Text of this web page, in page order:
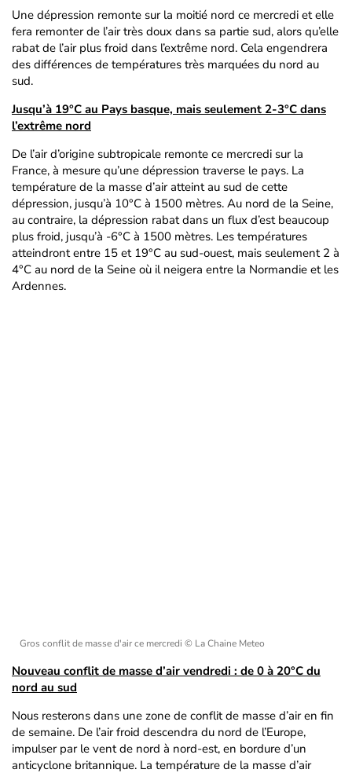
Une dépression remonte sur la moitié nord ce mercredi et elle
fera remonter de l’air très doux dans sa partie sud, alors qu’elle
rabat de l’air plus froid dans l’extrême nord. Cela engendrera
des différences de températures très marquées du nord au
sud.
Jusqu’à 19°C au Pays basque, mais seulement 2-3°C dans
l’extrême nord
De l’air d’origine subtropicale remonte ce mercredi sur la
France, à mesure qu’une dépression traverse le pays. La
température de la masse d’air atteint au sud de cette
dépression, jusqu’à 10°C à 1500 mètres. Au nord de la Seine,
au contraire, la dépression rabat dans un flux d’est beaucoup
plus froid, jusqu’à -6°C à 1500 mètres. Les températures
atteindront entre 15 et 19°C au sud-ouest, mais seulement 2 à
4°C au nord de la Seine où il neigera entre la Normandie et les
Ardennes.
Gros conflit de masse d'air ce mercredi © La Chaine Meteo
Nouveau conflit de masse d’air vendredi : de 0 à 20°C du
nord au sud
Nous resterons dans une zone de conflit de masse d’air en fin
de semaine. De l’air froid descendra du nord de l’Europe,
impulser par le vent de nord à nord-est, en bordure d’un
anticyclone britannique. La température de la masse d’air